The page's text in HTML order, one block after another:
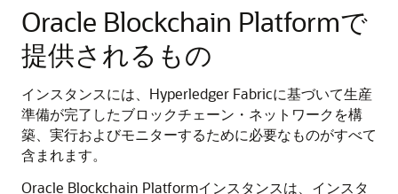
Oracle Blockchain Platformで
提供されるもの
インスタンスには、Hyperledger Fabricに基づいて生産
準備が完了したブロックチェーン・ネットワークを構
築、実行およびモニターするために必要なものがすべて
含まれます。
Oracle Blockchain Platformインスタンスは、インスタ